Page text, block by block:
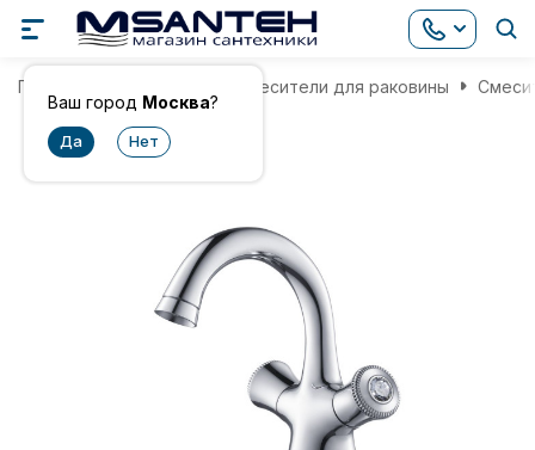
Ваш город Москва?
Главная Смесители для раковины